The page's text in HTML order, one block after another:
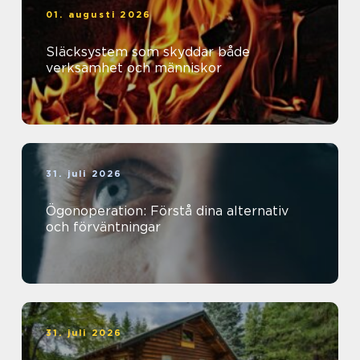
01. augusti 2026
Släcksystem som skyddar både
verksamhet och människor
31. juli 2026
Ögonoperation: Förstå dina alternativ
och förväntningar
31. juli 2026